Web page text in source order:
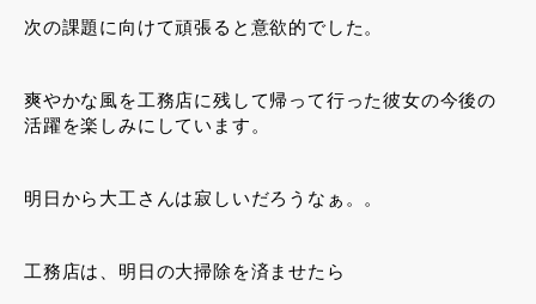
次の課題に向けて頑張ると意欲的でした。
爽やかな風を工務店に残して帰って行った彼女の今後の
活躍を楽しみにしています。
明日から大工さんは寂しいだろうなぁ。。
工務店は、明日の大掃除を済ませたら